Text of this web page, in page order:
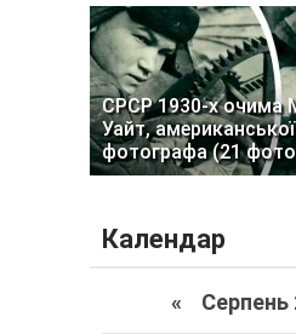
СРСР 1930-х очима
Уайт,
фотографа (21
Календар
«